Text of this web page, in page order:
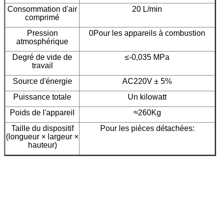
Consommation d'air
comprimé
20 L/min
Pression
atmosphérique
0Pour les appareils à combustion
Degré de vide de
travail
≤-0,035 MPa
Source d'énergie
AC220V ± 5%
Puissance totale
Un kilowatt
Poids de l'appareil
≈260Kg
Taille du dispositif
(longueur × largeur ×
hauteur)
Pour les pièces détachées: